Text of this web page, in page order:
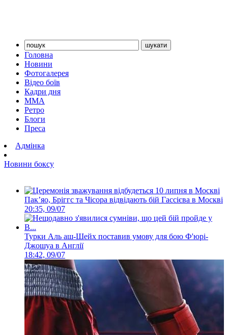
Головна
Новини
Фотогалерея
Відео боїв
Кадри дня
ММА
Ретро
Блоги
Преса
Адмінка
Новини боксу
Пакʼяо, Бріггс та Чісора відвідають бій Гассієва в Москві
20:35, 09/07
Турки Аль аш-Шейх поставив умову для бою Ф'юрі-
Джошуа в Англії
18:42, 09/07